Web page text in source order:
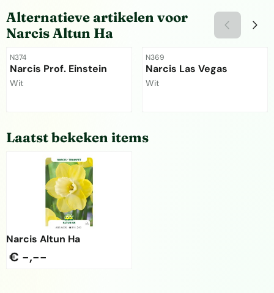
Alternatieve artikelen voor
Narcis Altun Ha
Artikelnummer
N374
Narcis Prof. Einstein
Merk:
Wit
Artikelnummer
N369
Narcis Las Vegas
Merk:
Wit
Laatst bekeken items
Narcis Altun Ha
€ -,--